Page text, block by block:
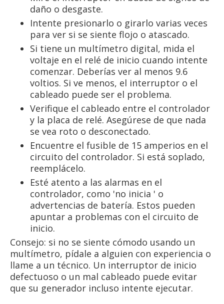
daño o desgaste.
Intente presionarlo o girarlo varias veces
para ver si se siente flojo o atascado.
Si tiene un multímetro digital, mida el
voltaje en el relé de inicio cuando intente
comenzar. Deberías ver al menos 9.6
voltios. Si ve menos, el interruptor o el
cableado puede ser el problema.
Verifique el cableado entre el controlador
y la placa de relé. Asegúrese de que nada
se vea roto o desconectado.
Encuentre el fusible de 15 amperios en el
circuito del controlador. Si está soplado,
reemplácelo.
Esté atento a las alarmas en el
controlador, como 'no inicia ' o
advertencias de batería. Estos pueden
apuntar a problemas con el circuito de
inicio.
Consejo: si no se siente cómodo usando un
multímetro, pídale a alguien con experiencia o
llame a un técnico. Un interruptor de inicio
defectuoso o un mal cableado puede evitar
que su generador incluso intente ejecutar.